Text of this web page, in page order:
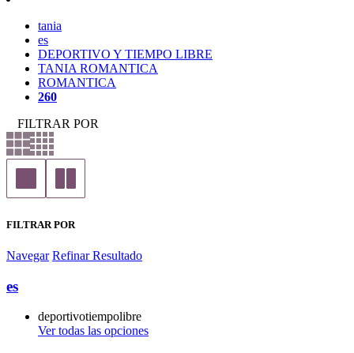
tania
es
DEPORTIVO Y TIEMPO LIBRE
TANIA ROMANTICA
ROMANTICA
260
FILTRAR POR
FILTRAR POR
Navegar Refinar Resultado
es
deportivotiempolibre
Ver todas las opciones